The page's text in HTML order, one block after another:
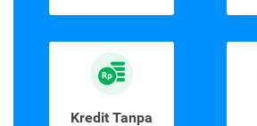
Kredit Tanpa